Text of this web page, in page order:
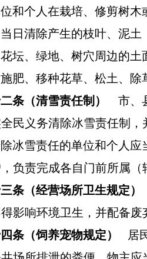
和个人在栽培、修剪树
当日清除产生的枝叶、泥
花坛、绿地、树穴周边的
施肥、移种花草、松土、
二条 （清雪责任制）
市、
民义务清除冰雪责任制
冰雪责任的单位和个人
负责完成各自门前所属（
三条 （经营场所卫生规定）
影响环境卫生，并配备
四条 （饲养宠物规定）
居